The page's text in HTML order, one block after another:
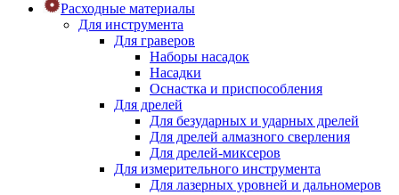
Расходные материалы
Для инструмента
Для граверов
Наборы насадок
Насадки
Оснастка и приспособления
Для дрелей
Для безударных и ударных дрелей
Для дрелей алмазного сверления
Для дрелей-миксеров
Для измерительного инструмента
Для лазерных уровней и дальномеров